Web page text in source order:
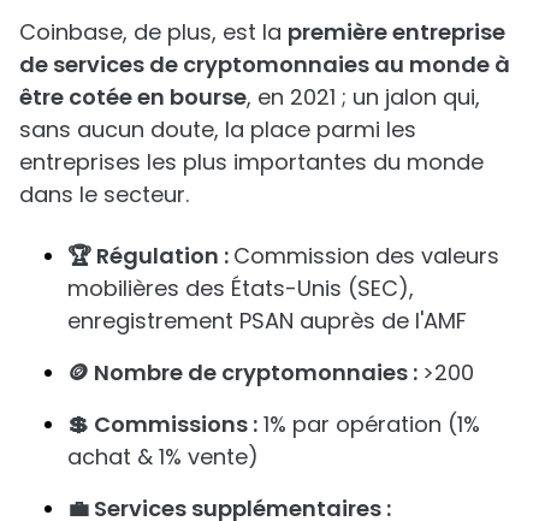
Coinbase, de plus, est la première entreprise
de services de cryptomonnaies au monde à
être cotée en bourse, en 2021 ; un jalon qui,
sans aucun doute, la place parmi les
entreprises les plus importantes du monde
dans le secteur.
🏆 Régulation : Commission des valeurs
mobilières des États-Unis (SEC),
enregistrement PSAN auprès de l'AMF
🪙 Nombre de cryptomonnaies : >200
💲 Commissions : 1% par opération (1%
achat & 1% vente)
💼 Services supplémentaires :